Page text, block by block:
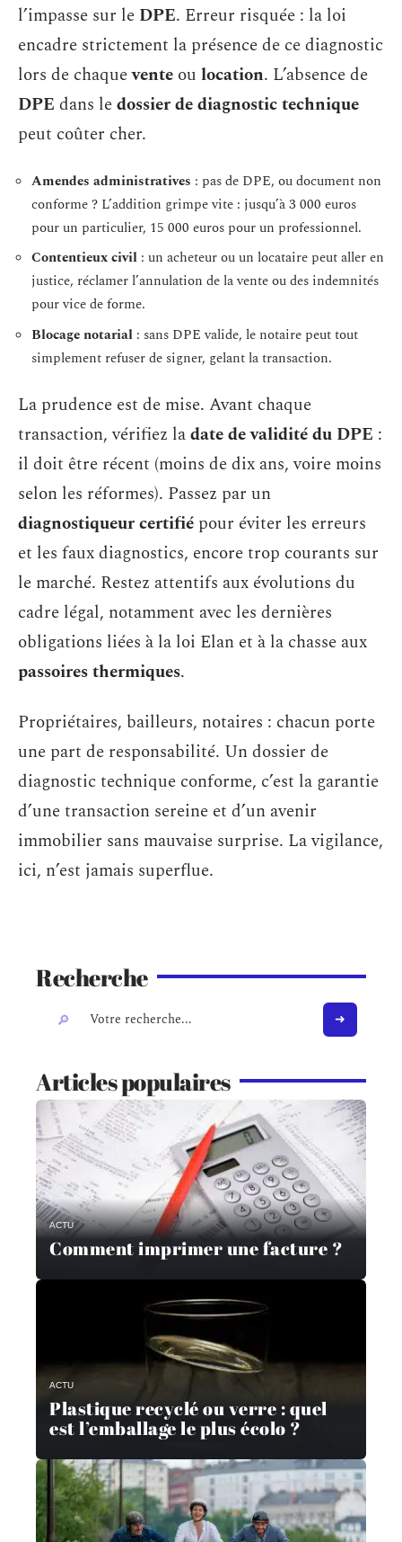
l’impasse sur le DPE. Erreur risquée : la loi
encadre strictement la présence de ce diagnostic
lors de chaquevente ou location. L’absence de
DPE dans ledossier de diagnostic technique
peut coûter cher.
Amendes administratives : pas de DPE, ou document non
conforme ? L’addition grimpe vite : jusqu’à 3 000 euros
pour un particulier, 15 000 euros pour un professionnel.
Contentieux civil : un acheteur ou un locataire peut aller en
justice, réclamer l’annulation de la vente ou des indemnités
pour vice de forme.
Blocage notarial : sans DPE valide, le notaire peut tout
simplement refuser de signer, gelant la transaction.
La prudence est de mise. Avant chaque
transaction, vérifiez ladate de validité du DPE :
il doit être récent (moins de dix ans, voire moins
selon les réformes). Passez par un
diagnostiqueur certifié pour éviter les erreurs
et les faux diagnostics, encore trop courants sur
le marché. Restez attentifs aux évolutions du
cadre légal, notamment avec les dernières
obligations liées à la loi Elan et à la chasse aux
passoires thermiques.
Propriétaires, bailleurs, notaires : chacun porte
une part de responsabilité. Un dossier de
diagnostic technique conforme, c’est la garantie
d’une transaction sereine et d’un avenir
immobilier sans mauvaise surprise. La vigilance,
ici, n’est jamais superflue.
Recherche
Articles populaires
ACTU
Comment imprimer une facture ?
ACTU
Plastique recyclé ou verre : quel
est l’emballage le plus écolo ?